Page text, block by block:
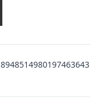
8948514980197463643